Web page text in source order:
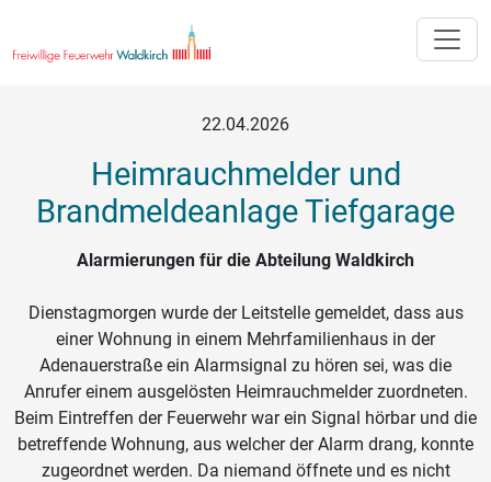
22.04.2026
Heimrauchmelder und
Brandmeldeanlage Tiefgarage
Alarmierungen für die Abteilung Waldkirch
Dienstagmorgen wurde der Leitstelle gemeldet, dass aus
einer Wohnung in einem Mehrfamilienhaus in der
Adenauerstraße ein Alarmsignal zu hören sei, was die
Anrufer einem ausgelösten Heimrauchmelder zuordneten.
Beim Eintreffen der Feuerwehr war ein Signal hörbar und die
betreffende Wohnung, aus welcher der Alarm drang, konnte
zugeordnet werden. Da niemand öffnete und es nicht